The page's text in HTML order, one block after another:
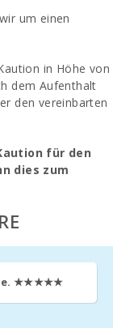
um einen
in Höhe von
dem Aufenthalt
den vereinbarten
für den
dies zum
Hochstuhl -
★★★★★